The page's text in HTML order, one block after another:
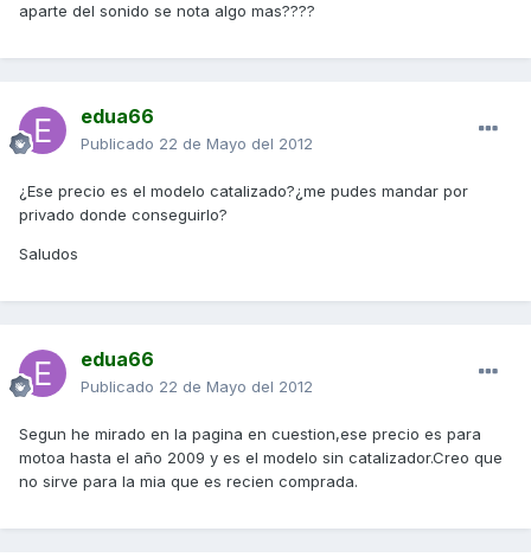
aparte del sonido se nota algo mas????
edua66
Publicado 22 de Mayo del 2012
¿Ese precio es el modelo catalizado?¿me pudes mandar por
privado donde conseguirlo?
Saludos
edua66
Publicado 22 de Mayo del 2012
Segun he mirado en la pagina en cuestion,ese precio es para
motoa hasta el año 2009 y es el modelo sin catalizador.Creo que
no sirve para la mia que es recien comprada.